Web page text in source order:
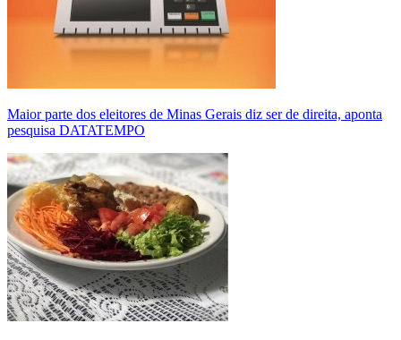
Maior parte dos eleitores de Minas Gerais diz ser de direita, aponta
pesquisa DATATEMPO